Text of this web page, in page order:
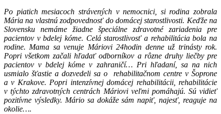
Po piatich mesiacoch strávených v nemocnici, si rodina zobrala
Mária na vlastnú zodpovednosť do domácej starostlivosti. Keďže na
Slovensku nemáme žiadne špeciálne zdravotné zariadenia pre
pacientov v bdelej kóme. Celá starostlivosť a rehabilitácia bola na
rodine. Mama sa venuje Máriovi 24hodin denne už trinásty rok.
Popri všetkom začali hľadať odborníkov a rôzne druhy liečby pre
pacientov v bdelej kóme v zahraničí… Pri hľadaní, sa na nich
usmialo šťastie a dozvedeli sa o rehabilitačnom centre v Šoprone
a v Krakove. Popri intenzívnej domácej rehabilitácii, rehabilitácie
v týchto zdravotných centrách Máriovi veľmi pomáhajú. Sú vidieť
pozitívne výsledky. Mário sa dokáže sám napiť, najesť, reaguje na
okolie….